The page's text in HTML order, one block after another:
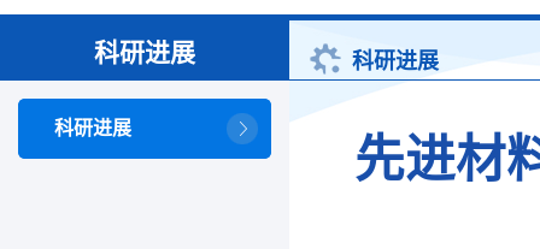
科研进展
科研进展
科研进展
先进材